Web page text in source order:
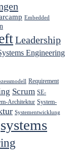
Embedded
Leadership
Engineering
Requirement
Scrum SE-
Architektur System-
Systementwicklung
systems